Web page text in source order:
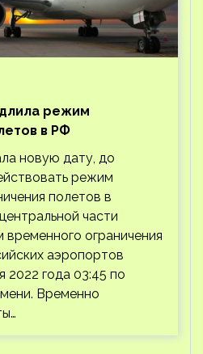
режим
в РФ
новую дату, до
режим
полетов в
части
ограничения
аэропортов
2022 года 03:45 по
Временно